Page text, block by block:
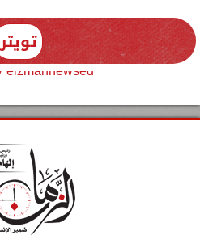
تويتر
elzmannewseg